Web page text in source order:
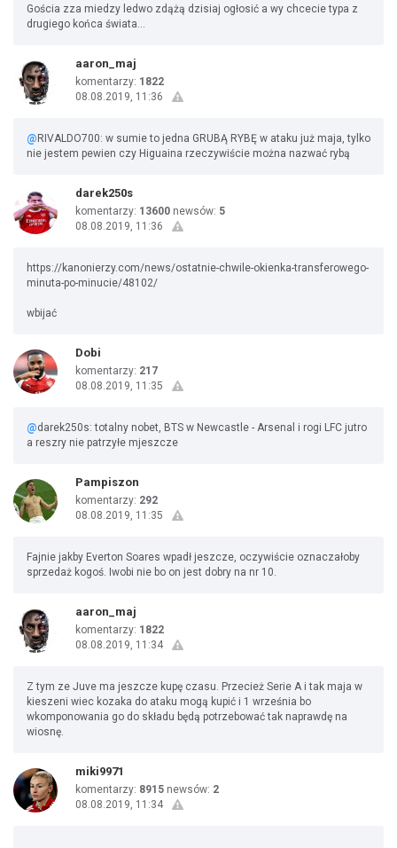
Gościa zza miedzy ledwo zdążą dzisiaj ogłosić a wy chcecie typa z
drugiego końca świata...
aaron_maj
komentarzy: 1822
08.08.2019, 11:36
@ RIVALDO700: w sumie to jedna GRUBĄ RYBĘ w ataku już maja, tylko
nie jestem pewien czy Higuaina rzeczywiście można nazwać rybą
darek250s
komentarzy: 13600 newsów: 5
08.08.2019, 11:36
https://kanonierzy.com/news/ostatnie-chwile-okienka-transferowego-
minuta-po-minucie/48102/
wbijać
Dobi
komentarzy: 217
08.08.2019, 11:35
@darek250s: totalny nobet, BTS w Newcastle - Arsenal i rogi LFC jutro
a reszry nie patrzyłe mjeszcze
Pampiszon
komentarzy: 292
08.08.2019, 11:35
Fajnie jakby Everton Soares wpadł jeszcze, oczywiście oznaczałoby
sprzedaż kogoś. Iwobi nie bo on jest dobry na nr 10.
aaron_maj
komentarzy: 1822
08.08.2019, 11:34
Z tym ze Juve ma jeszcze kupę czasu. Przecież Serie A i tak maja w
kieszeni wiec kozaka do ataku mogą kupić i 1 września bo
wkomponowania go do składu będą potrzebować tak naprawdę na
wiosnę.
miki9971
komentarzy: 8915 newsów: 2
08.08.2019, 11:34